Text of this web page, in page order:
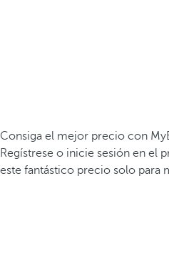
Consiga el mejor precio con
Regístrese o inicie sesión en el
este fantástico precio solo para